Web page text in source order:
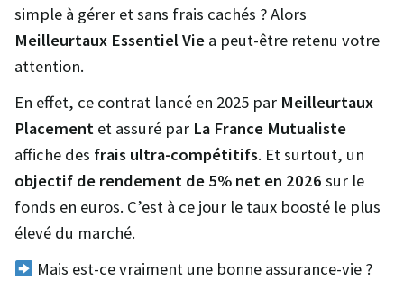
simple à gérer et sans frais cachés ? Alors
Meilleurtaux Essentiel Vie a peut-être retenu votre
attention.
En effet, ce contrat lancé en 2025 par Meilleurtaux
Placement et assuré par La France Mutualiste
affiche des frais ultra-compétitifs. Et surtout, un
objectif de rendement de 5% net en 2026 sur le
fonds en euros. C’est à ce jour le taux boosté le plus
élevé du marché.
Mais est-ce vraiment une bonne assurance-vie ?